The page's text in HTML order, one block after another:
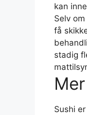
kan
Selv
få
stadig
Sushi